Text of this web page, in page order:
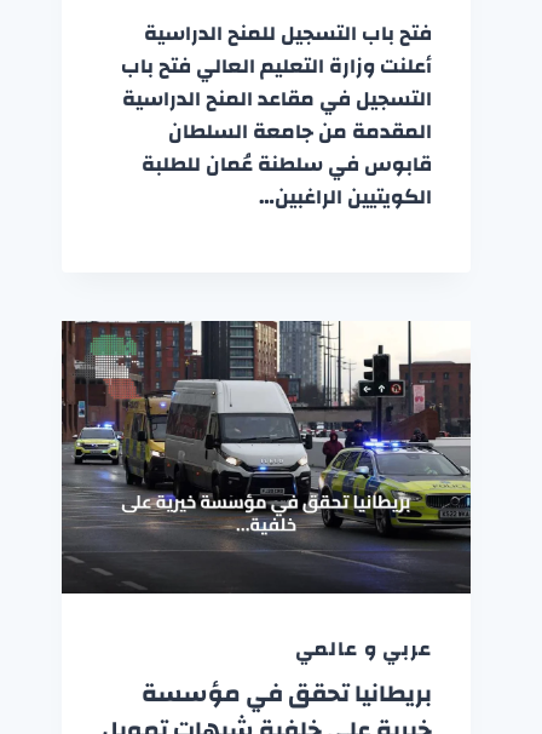
فتح باب التسجيل للمنح الدراسية
أعلنت وزارة التعليم العالي فتح باب
التسجيل في مقاعد المنح الدراسية
المقدمة من جامعة السلطان
قابوس في سلطنة عُمان للطلبة
الكويتيين الراغبين…
عربي و عالمي
بريطانيا تحقق في مؤسسة